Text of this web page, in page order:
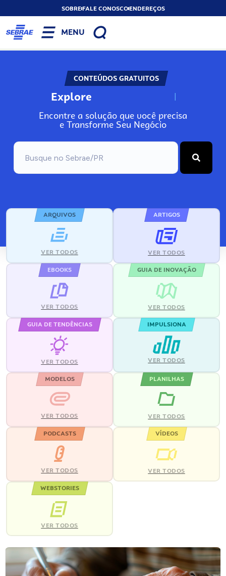
SOBREFALE CONOSCOENDEREÇOS
MENU
CONTEÚDOS GRATUITOS
Explore N
Encontre a solução que você precisa
e Transforme Seu Negócio
ARQUIVOS
VER TODOS
ARTIGOS
VER TODOS
EBOOKS
VER TODOS
GUIA DE INOVAÇÃO
VER TODOS
GUIA DE TENDÊNCIAS
VER TODOS
IMPULSIONA
VER TODOS
MODELOS
VER TODOS
PLANILHAS
VER TODOS
PODCASTS
VER TODOS
VÍDEOS
VER TODOS
WEBSTORIES
VER TODOS